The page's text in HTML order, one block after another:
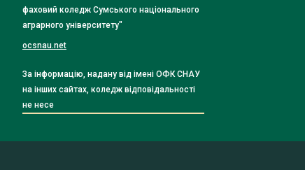
фаховий коледж Сумського національного
аграрного університету"
ocsnau.net
За інформацію, надану від імені ОФК СНАУ
на інших сайтах, коледж відповідальності
не несе